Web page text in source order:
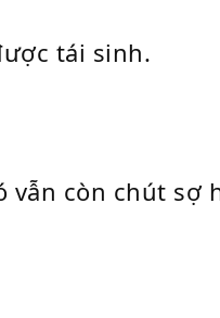
tái sinh.
còn chút sợ